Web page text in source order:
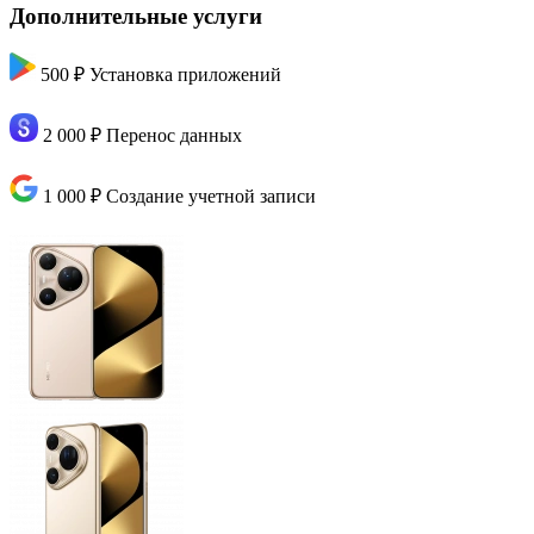
Дополнительные услуги
500 ₽ Установка приложений
2 000 ₽ Перенос данных
1 000 ₽ Создание учетной записи